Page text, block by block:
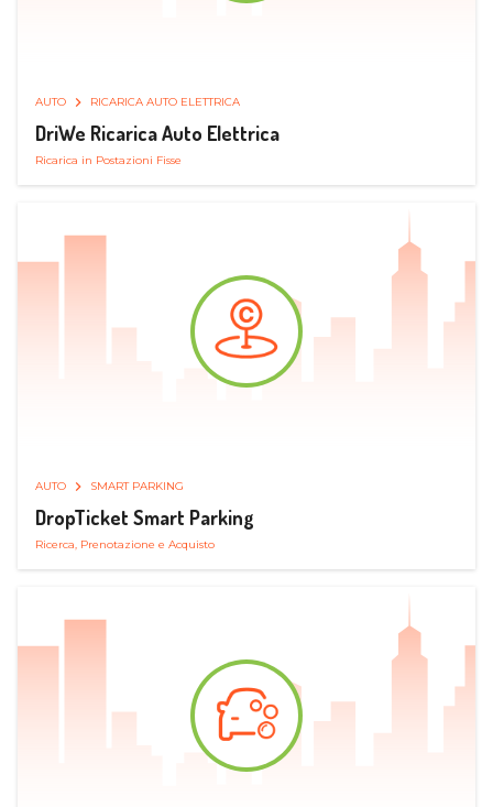
AUTO RICARICA AUTO ELETTRICA
DriWe Ricarica Auto Elettrica
Ricarica in Postazioni Fisse
AUTO SMART PARKING
DropTicket Smart Parking
Ricerca, Prenotazione e Acquisto